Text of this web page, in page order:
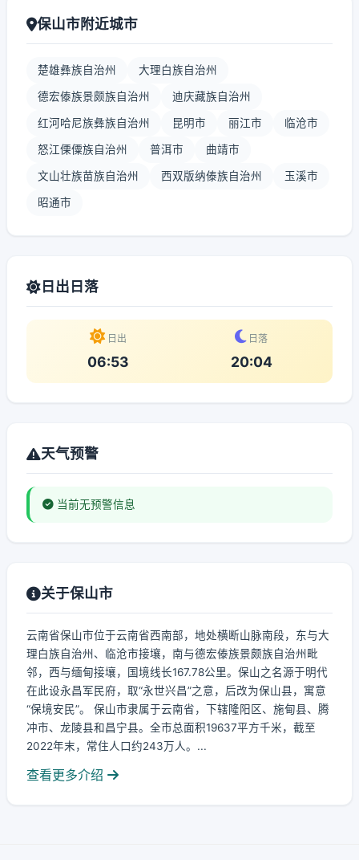
保山市附近城市
楚雄彝族自治州 大理白族自治州
德宏傣族景颇族自治州 迪庆藏族自治州
红河哈尼族彝族自治州 昆明市 丽江市 临沧市
怒江傈僳族自治州 普洱市 曲靖市
文山壮族苗族自治州 西双版纳傣族自治州 玉溪市
昭通市
日出日落
日出
06:53
日落
20:04
天气预警
当前无预警信息
关于保山市
云南省保山市位于云南省西南部，地处横断山脉南段，东与大
理白族自治州、临沧市接壤，南与德宏傣族景颇族自治州毗
邻，西与缅甸接壤，国境线长167.78公里。保山之名源于明代
在此设永昌军民府，取“永世兴昌”之意，后改为保山县，寓意
“保境安民”。 保山市隶属于云南省，下辖隆阳区、施甸县、腾
冲市、龙陵县和昌宁县。全市总面积19637平方千米，截至
2022年末，常住人口约243万人。...
查看更多介绍